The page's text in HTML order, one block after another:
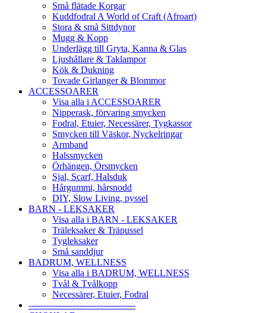
Små flätade Korgar
Kuddfodral A World of Craft (Afroart)
Stora & små Sittdynor
Mugg & Kopp
Underlägg till Gryta, Kanna & Glas
Ljushållare & Taklampor
Kök & Dukning
Tovade Girlanger & Blommor
ACCESSOARER
Visa alla i ACCESSOARER
Nipperask, förvaring smycken
Fodral, Etuier, Necessärer, Tygkassor
Smycken till Väskor, Nyckelringar
Armband
Halssmycken
Örhängen, Örsmycken
Sjal, Scarf, Halsduk
Hårgummi, hårsnodd
DIY, Slow Living, pyssel
BARN - LEKSAKER
Visa alla i BARN - LEKSAKER
Träleksaker & Träpussel
Tygleksaker
Små sanddjur
BADRUM, WELLNESS
Visa alla i BADRUM, WELLNESS
Tvål & Tvålkopp
Necessärer, Etuier, Fodral
------------------------------------